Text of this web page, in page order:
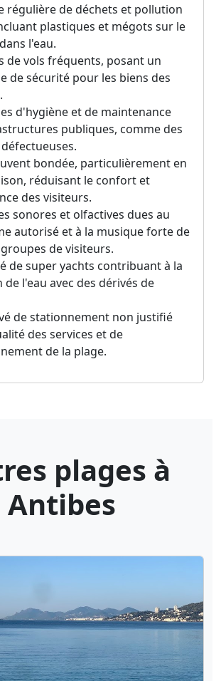
régulière de déchets et pollution
plastiques et mégots sur le
l'eau.
de vols fréquents, posant un
de sécurité pour les biens des
d'hygiène et de maintenance
publiques, comme des
bondée, particulièrement en
réduisant le confort et
des visiteurs.
sonores et olfactives dues au
autorisé et à la musique forte de
de visiteurs.
de super yachts contribuant à la
l'eau avec des dérivés de
de stationnement non justifié
des services et de
de la plage.
plages à
Antibes